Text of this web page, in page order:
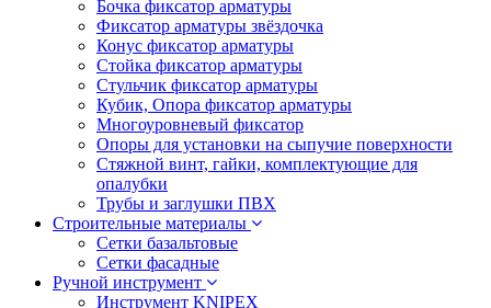
Бочка фиксатор арматуры
Фиксатор арматуры звёздочка
Конус фиксатор арматуры
Стойка фиксатор арматуры
Стульчик фиксатор арматуры
Кубик, Опора фиксатор арматуры
Многоуровневый фиксатор
Опоры для установки на сыпучие поверхности
Стяжной винт, гайки, комплектующие для
опалубки
Трубы и заглушки ПВХ
Строительные материалы
Сетки базальтовые
Сетки фасадные
Ручной инструмент
Инструмент KNIPEX